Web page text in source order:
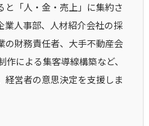
と「人・金・売上」に集約さ
業人事部、人材紹介会社の採
の財務責任者、大手不動産会
による集客導線構築など、
経営者の意思決定を支援しま